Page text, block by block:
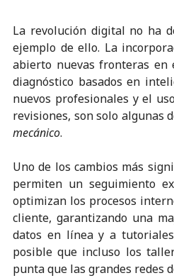
La revolución digital no ha
ejemplo de ello. La
abierto nuevas fronteras en
diagnóstico basados en
nuevos profesionales y el
revisiones, son solo algunas
mecánico.
Uno de los cambios más
permiten un seguimiento
optimizan los procesos
cliente, garantizando una
datos en línea y a tutoriales
posible que incluso los
punta que las grandes redes